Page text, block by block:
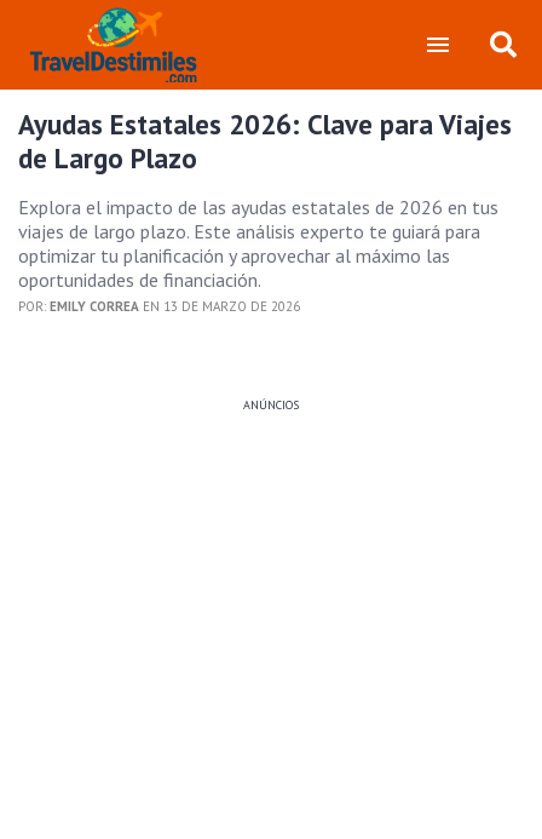
Ayudas Estatales 2026: Clave para Viajes
de Largo Plazo
Explora el impacto de las ayudas estatales de 2026 en tus
viajes de largo plazo. Este análisis experto te guiará para
optimizar tu planificación y aprovechar al máximo las
oportunidades de financiación.
POR: EMILY CORREA EN 13 DE MARZO DE 2026
ANÚNCIOS